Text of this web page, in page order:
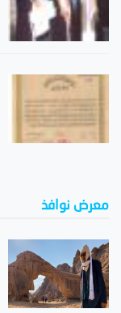
معرض نوافذ